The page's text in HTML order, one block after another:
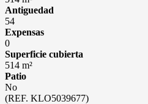
Antiguedad
54
Expensas
0
Superficie cubierta
514 m²
Patio
No
(REF. KLO5039677)